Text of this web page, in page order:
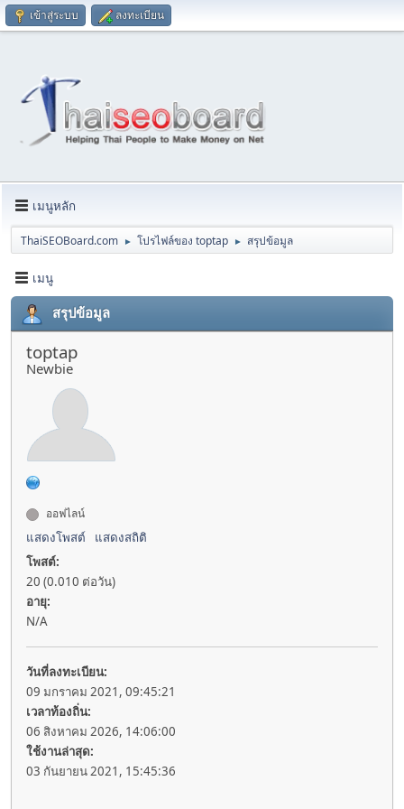
เข้าสู่ระบบ ลงทะเบียน
เมนูหลัก
ThaiSEOBoard.com ► โปรไฟล์ของ toptap ► สรุปข้อมูล
เมนู
สรุปข้อมูล
toptap
Newbie
ออฟไลน์
แสดงโพสต์
แสดงสถิติ
โพสต์:
20 (0.010 ต่อวัน)
อายุ:
N/A
วันที่ลงทะเบียน:
09 มกราคม 2021, 09:45:21
เวลาท้องถิ่น:
06 สิงหาคม 2026, 14:06:00
ใช้งานล่าสุด:
03 กันยายน 2021, 15:45:36